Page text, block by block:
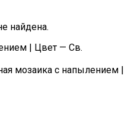
найдена.
| Цвет — Св.
мозаика с напылением |